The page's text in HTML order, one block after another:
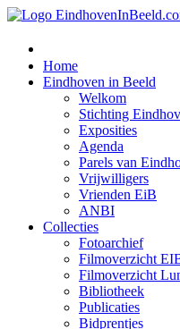
Home
Eindhoven in Beeld
Welkom
Stichting
Exposities
Agenda
Parels van
Vrijwilligers
Vrienden EiB
ANBI
Collecties
Fotoarchief
Filmoverzicht
Filmoverzicht
Bibliotheek
Publicaties
Bidprentjes